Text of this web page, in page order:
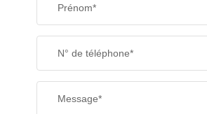
SUPERFICIE :
RESTAURANTS ET CAFÉS
Prénom*
N° de téléphone*
Message*